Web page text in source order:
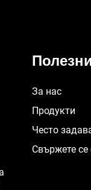
За нас
Продукти
Често
Свържете се